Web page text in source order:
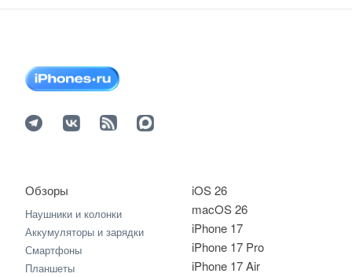
iOS 26
macOS 26
iPhone 17
iPhone 17 Pro
iPhone 17 Air
Обзоры
Наушники и колонки
Аккумуляторы и зарядки
Смартфоны
Планшеты